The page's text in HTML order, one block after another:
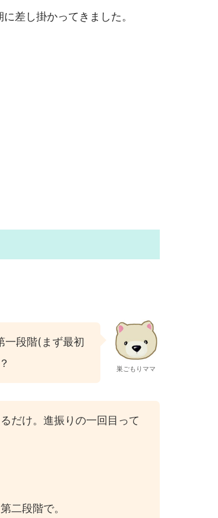
差し掛かってきました。
一段階(まず最初
巣ごもりママ
だけ。進振りの一回目って
二段階で。